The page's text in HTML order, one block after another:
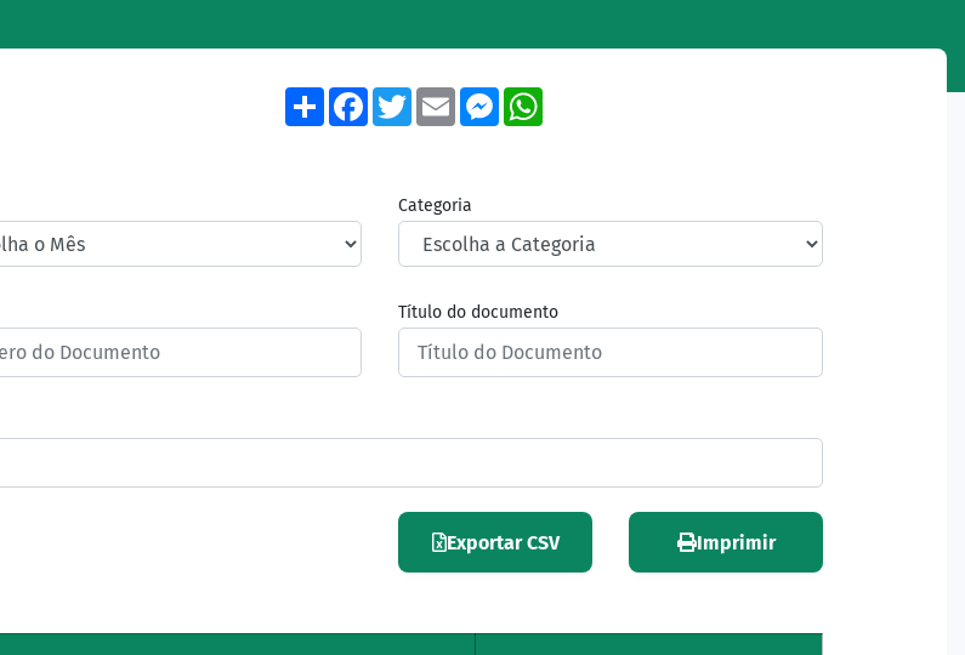
ShareFacebook
TwitterEmailMessenger
Categoria
Título do documento
Exportar CSV Imprimir